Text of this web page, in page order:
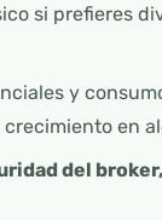
si prefieres
y
en
del